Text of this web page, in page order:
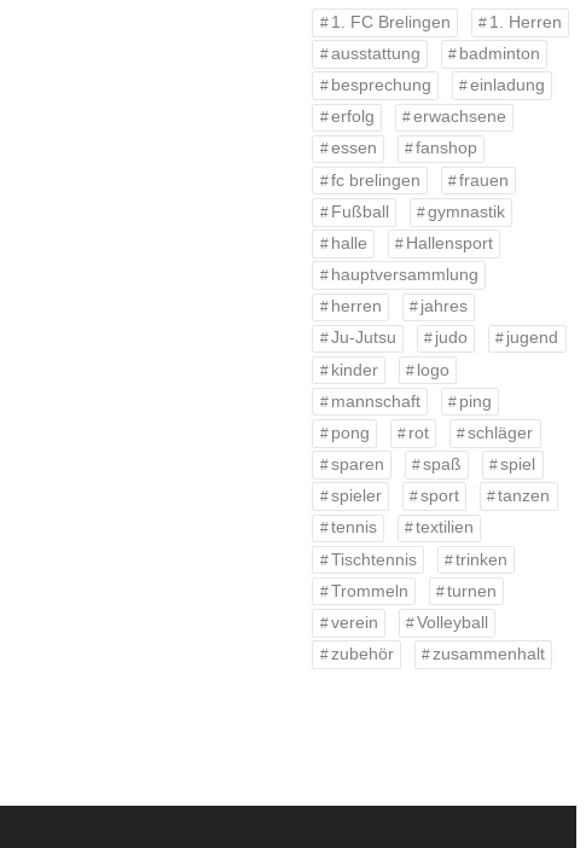
1. FC Brelingen
1. Herren
ausstattung
badminton
besprechung
einladung
erfolg
erwachsene
essen
fanshop
fc brelingen
frauen
Fußball
gymnastik
halle
Hallensport
hauptversammlung
herren
jahres
Ju-Jutsu
judo
jugend
kinder
logo
mannschaft
ping
pong
rot
schläger
sparen
spaß
spiel
spieler
sport
tanzen
tennis
textilien
Tischtennis
trinken
Trommeln
turnen
verein
Volleyball
zubehör
zusammenhalt